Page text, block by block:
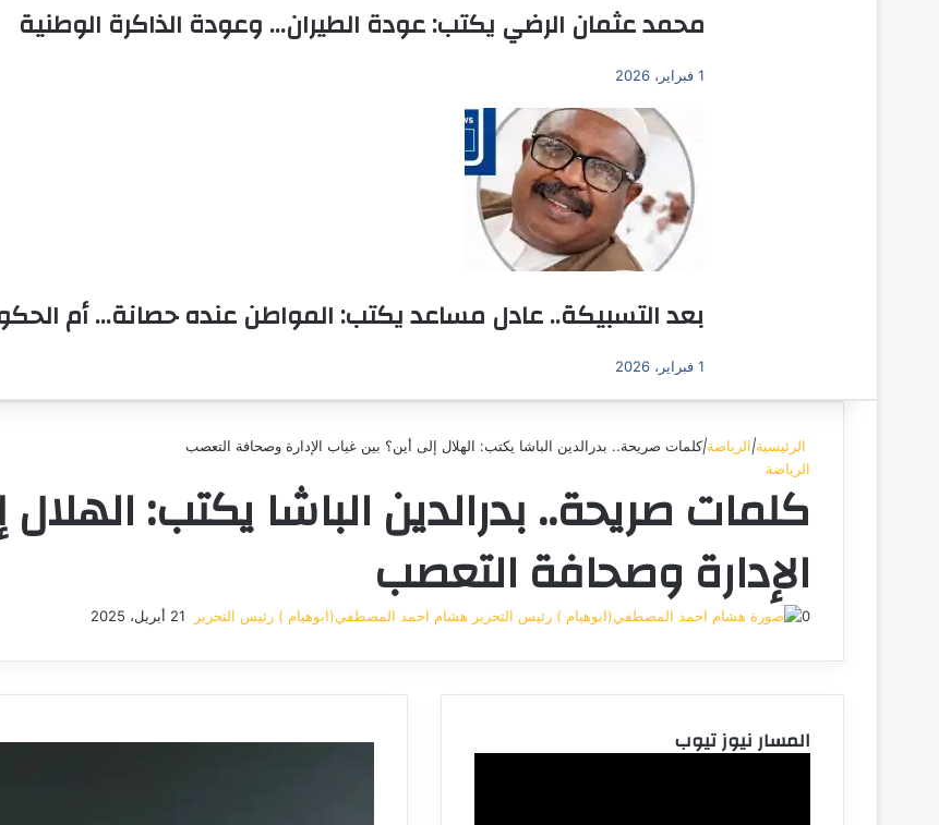
محمد عثمان الرضي يكتب: عودة الطيران… وعودة الذاكرة الوطنية
1 فبراير، 2026
بعد التسبيكة.. عادل مساعد يكتب: المواطن عنده حصانة… أم
1 فبراير، 2026
الرئيسية|الرياضة|كلمات صريحة.. بدرالدين الباشا يكتب: الهلال إلى أين؟ بين غياب الإدارة وصحافة التعصب
الرياضة
كلمات صريحة.. بدرالدين الباشا يكتب:
الإدارة وصحافة التعصب
هشام احمد المصطفي(ابوهيام ) رئيس التحرير
أرسل
إلكترونيا
21 أبريل، 2025 0
المسار نيوز تيوب